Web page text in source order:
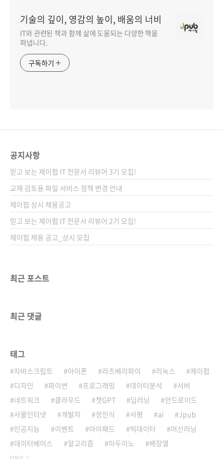
기술의 깊이, 영감의 높이, 배움의 너비
IT와 관련된 책과 함께 삶에 도움되는 다양한 책을
펴냅니다.
구독하기
공지사항
믿고 보는 제이펍 IT 전문서 리뷰어 3기 모집!
교재 검토용 파일 서비스 정책 변경 안내
제이펍 상시 채용공고
믿고 보는 제이펍 IT 전문서 리뷰어 2기 모집!
제이펍 채용 공고_상시 모집
최근 포스트
최근 댓글
태그
자바스크립트 아이폰 라즈베리파이 리눅스
제이펍
디자인
파이썬 프로그래밍 데이터분석
서버
네트워크
클라우드 챗GPT 딥러닝
안드로이드
사물인터넷
개발자 정인식 서평 ai
Jpub
인공지능
이벤트 아이패드 빅데이터
머신러닝
데이터베이스
알고리즘 아두이노 배장열